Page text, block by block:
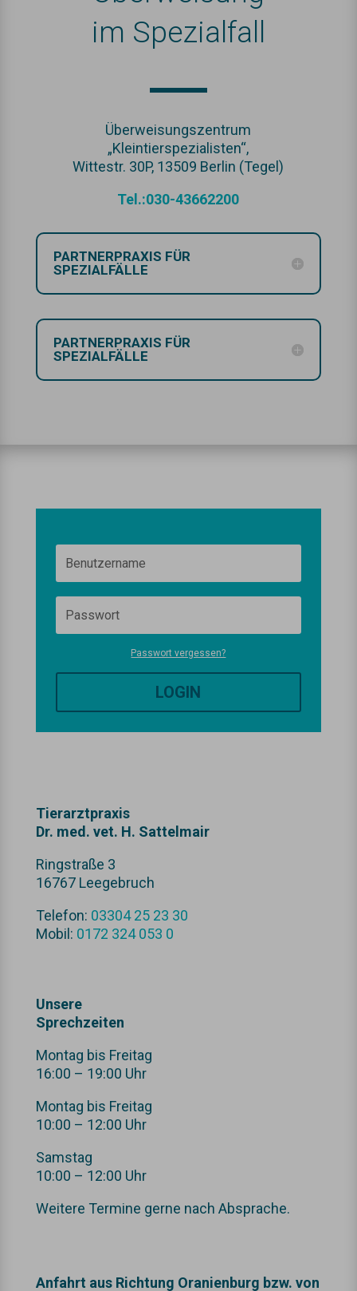
im Spezialfall
Überweisungszentrum
„Kleintierspezialisten“,
Wittestr. 30P, 13509 Berlin (Tegel)
Tel.:030-43662200
PARTNERPRAXIS FÜR
SPEZIALFÄLLE
PARTNERPRAXIS FÜR
SPEZIALFÄLLE
Passwort vergessen?
LOGIN
Tierarztpraxis
Dr. med. vet. H. Sattelmair
Ringstraße 3
16767 Leegebruch
Telefon: 03304 25 23 30
Mobil: 0172 324 053 0
Unsere
Sprechzeiten
Montag bis Freitag
16:00 – 19:00 Uhr
Montag bis Freitag
10:00 – 12:00 Uhr
Samstag
10:00 – 12:00 Uhr
Weitere Termine gerne nach Absprache.
Anfahrt aus Richtung Oranienburg bzw. von